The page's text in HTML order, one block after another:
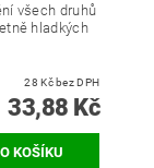
všech druhů
hladkých
28 Kč bez DPH
33,88 Kč